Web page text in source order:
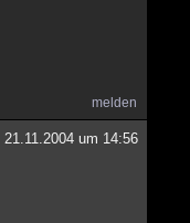
melden
21.11.2004 um 14:56